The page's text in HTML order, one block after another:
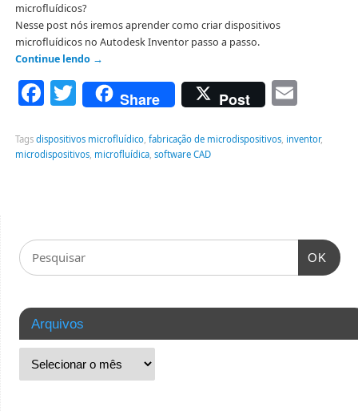
microfluídicos?
Nesse post nós iremos aprender como criar dispositivos
microfluídicos no Autodesk Inventor passo a passo.
Continue lendo →
Facebook
Twitter
Share Post
Tags dispositivos microfluídico, fabricação de microdispositivos, inventor,
microdispositivos, microfluídica, software CAD
OK
Arquivos